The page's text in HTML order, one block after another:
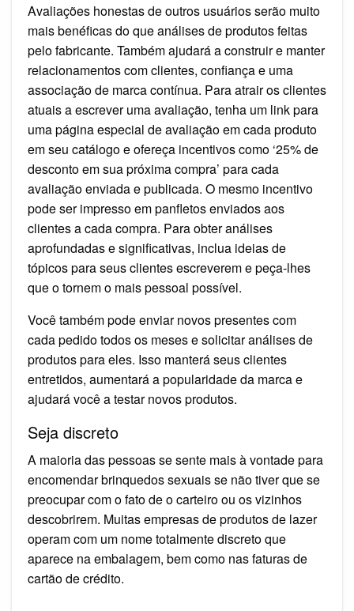
Avaliações honestas de outros usuários serão muito
mais benéficas do que análises de produtos feitas
pelo fabricante. Também ajudará a construir e manter
relacionamentos com clientes, confiança e uma
associação de marca contínua. Para atrair os clientes
atuais a escrever uma avaliação, tenha um link para
uma página especial de avaliação em cada produto
em seu catálogo e ofereça incentivos como ‘25% de
desconto em sua próxima compra’ para cada
avaliação enviada e publicada. O mesmo incentivo
pode ser impresso em panfletos enviados aos
clientes a cada compra. Para obter análises
aprofundadas e significativas, inclua ideias de
tópicos para seus clientes escreverem e peça-lhes
que o tornem o mais pessoal possível.
Você também pode enviar novos presentes com
cada pedido todos os meses e solicitar análises de
produtos para eles. Isso manterá seus clientes
entretidos, aumentará a popularidade da marca e
ajudará você a testar novos produtos.
Seja discreto
A maioria das pessoas se sente mais à vontade para
encomendar brinquedos sexuais se não tiver que se
preocupar com o fato de o carteiro ou os vizinhos
descobrirem. Muitas empresas de produtos de lazer
operam com um nome totalmente discreto que
aparece na embalagem, bem como nas faturas de
cartão de crédito.